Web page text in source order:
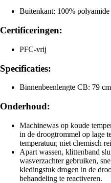
Buitenkant: 100%
Certificeringen:
PFC-vrij
Specificaties:
Binnenbeenlengte CB: 79 cm
Onderhoud:
Machinewas op koude
in de droogtrommel op lage
temperatuur, niet chemisch
Apart wassen, klittenband
wasverzachter gebruiken,
kledingstuk drogen in de
behandeling te reactiveren.